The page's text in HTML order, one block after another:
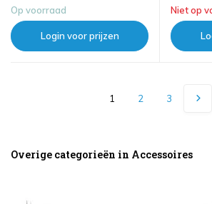
Op voorraad
Login voor prijzen
Niet op
1 2 3
Overige categorieën in Accessoires